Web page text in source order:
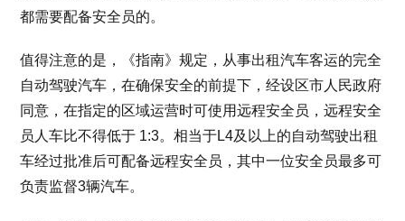
都需要配备安全员的。
值得注意的是，《指南》规定，从事出租汽车客运的完全
自动驾驶汽车，在确保安全的前提下，经设区市人民政府
同意，在指定的区域运营时可使用远程安全员，远程安全
员人车比不得低于 1:3。相当于L4及以上的自动驾驶出租
车经过批准后可配备远程安全员，其中一位安全员最多可
负责监督3辆汽车。